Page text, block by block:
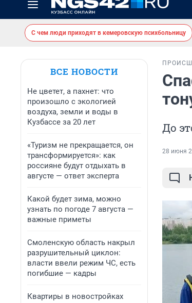
С чем люди приходят в кемеровскую психбольницу
ВСЕ НОВОСТИ
Не цветет, а пахнет: что
произошло с экологией
воздуха, земли и воды в
Кузбассе за 20 лет
«Туризм не прекращается, он
трансформируется»: как
россияне будут отдыхать в
августе — ответ эксперта
Какой будет зима, можно
узнать по погоде 7 августа —
важные приметы
Смоленскую область накрыл
разрушительный циклон:
власти ввели режим ЧС, есть
погибшие — кадры
Квартиры в новостройках
До
28 июня